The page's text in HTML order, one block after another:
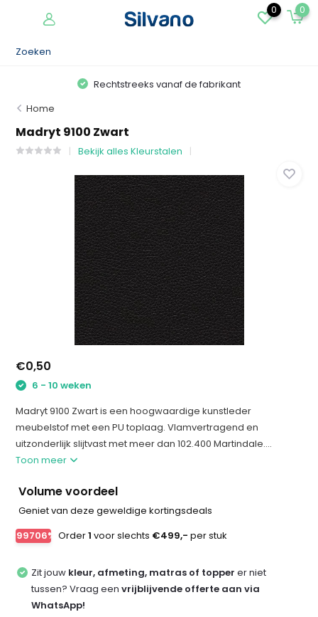
0 0
Rechtstreeks vanaf de fabrikant
Home
Madryt 9100 Zwart
Bekijk alles Kleurstalen
€0,50
6 - 10 weken
Madryt 9100 Zwart is een hoogwaardige kunstleder
meubelstof met een PU toplaag. Vlamvertragend en
uitzonderlijk slijtvast met meer dan 102.400 Martindale....
Toon meer
Volume voordeel
Geniet van deze geweldige kortingsdeals
-99706% Order1 voor slechts €499,- per stuk
Zit jouw kleur, afmeting, matras of topper er niet
tussen? Vraag eenvrijblijvende offerte aan via
WhatsApp!